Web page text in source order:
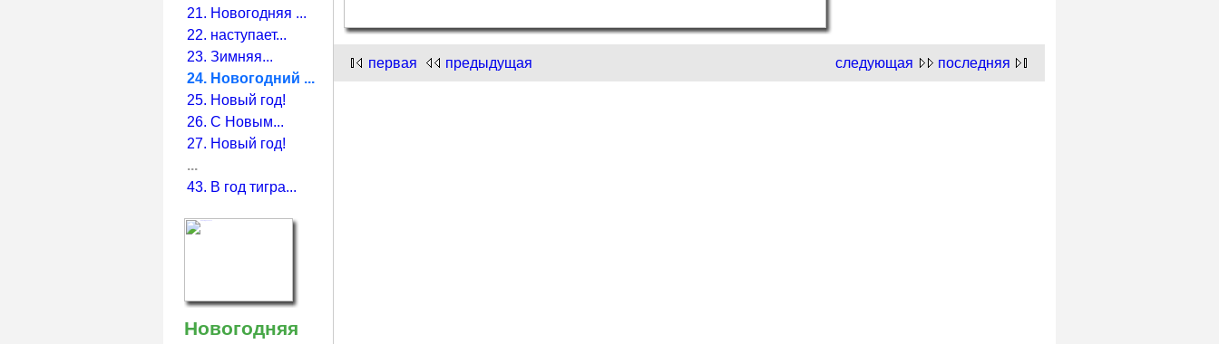
21. Новогодняя ...
22. наступает...
23. Зимняя...
24. Новогодний ...
25. Новый год!
26. С Новым...
27. Новый год!
...
43. В год тигра...
Новогодняя
следующая последняя
первая предыдущая